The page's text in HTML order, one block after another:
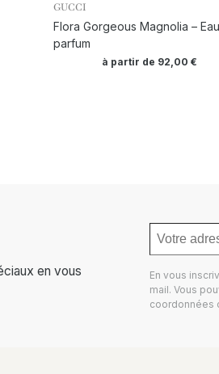
GUCCI
Flora Gorgeous Magnolia –
parfum
à partir de 92,00 €
en vous
En vous
mail. Vous
coordonnées